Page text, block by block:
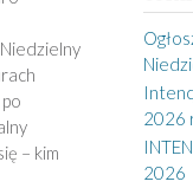
– kim
2026
2026